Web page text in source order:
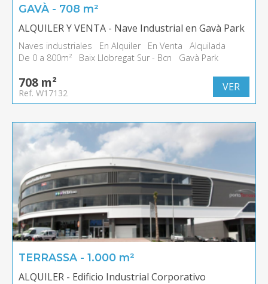
GAVÀ - 708 m²
ALQUILER Y VENTA - Nave Industrial en Gavà Park
Naves industriales En Alquiler En Venta
Alquilada
De 0 a 800m²
Baix Llobregat Sur - Bcn Gavà Park
708 m²
Ref. W17132 VER
TERRASSA - 1.000 m²
ALQUILER - Edificio Industrial Corporativo